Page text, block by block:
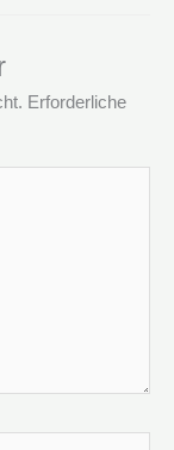
Erforderliche